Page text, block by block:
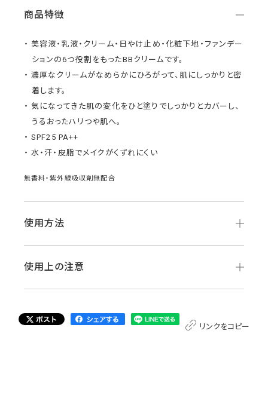
商品特徴
美容液・乳液・クリーム・日やけ止め・化粧下地・ファンデー
ションの6つ役割をもったBBクリームです。
濃厚なクリームがなめらかにひろがって、肌にしっかりと密
着します。
気になってきた肌の変化をひと塗りでしっかりとカバーし、
うるおったハリつや肌へ。
SPF25 PA++
水・汗・皮脂でメイクがくずれにくい
無香料・紫外線吸収剤無配合
使用方法
使用上の注意
リンクをコピー